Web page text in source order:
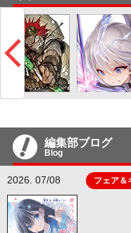
編集部ブログ
Blog
2026. 07/08 フェア＆